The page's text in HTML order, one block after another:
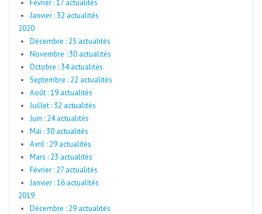
Février : 17 actualités
Janvier : 32 actualités
2020
Décembre : 25 actualités
Novembre : 30 actualités
Octobre : 34 actualités
Septembre : 22 actualités
Août : 19 actualités
Juillet : 32 actualités
Juin : 24 actualités
Mai : 30 actualités
Avril : 29 actualités
Mars : 23 actualités
Février : 27 actualités
Janvier : 16 actualités
2019
Décembre : 29 actualités